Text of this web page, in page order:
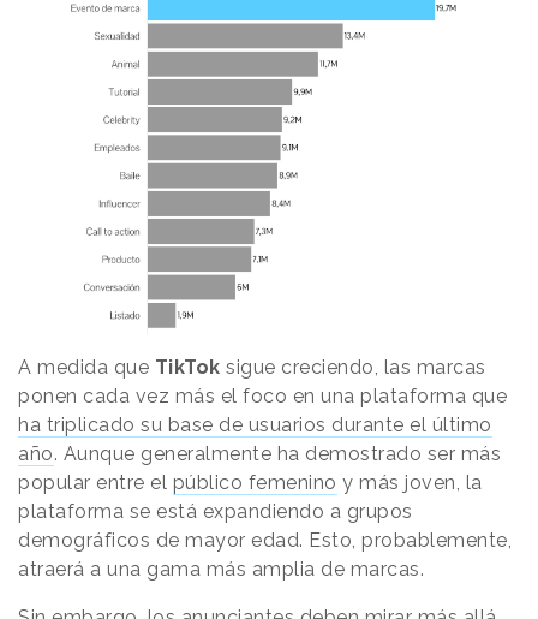
A medida que TikTok sigue creciendo, las marcas
ponen cada vez más el foco en una plataforma que
ha triplicado su base de usuarios durante el último
año. Aunque generalmente ha demostrado ser más
popular entre el público femenino y más joven, la
plataforma se está expandiendo a grupos
demográficos de mayor edad. Esto, probablemente,
atraerá a una gama más amplia de marcas.